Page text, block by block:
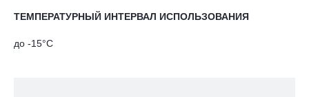
ТЕМПЕРАТУРНЫЙ ИНТЕРВАЛ ИСПОЛЬЗОВАНИЯ
до -15°C